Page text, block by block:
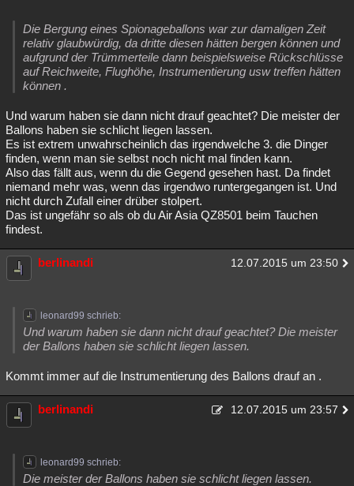
Die Bergung eines Spionageballons war zur damaligen Zeit
relativ glaubwürdig, da dritte diesen hätten bergen können und
aufgrund der Trümmerteile dann beispielsweise Rückschlüsse
auf Reichweite, Flughöhe, Instrumentierung usw treffen hätten
können .
Und warum haben sie dann nicht drauf geachtet? Die meister der
Ballons haben sie schlicht liegen lassen.
Es ist extrem unwahrscheinlich das irgendwelche 3. die Dinger
finden, wenn man sie selbst noch nicht mal finden kann.
Also das fällt aus, wenn du die Gegend gesehen hast. Da findet
niemand mehr was, wenn das irgendwo runtergegangen ist. Und
nicht durch Zufall einer drüber stolpert.
Das ist ungefähr so als ob du Air Asia QZ8501 beim Tauchen
findest.
berlinandi 12.07.2015 um 23:50
leonard99 schrieb:
Und warum haben sie dann nicht drauf geachtet? Die meister
der Ballons haben sie schlicht liegen lassen.
Kommt immer auf die Instrumentierung des Ballons drauf an .
berlinandi 12.07.2015 um 23:57
leonard99 schrieb:
Die meister der Ballons haben sie schlicht liegen lassen.